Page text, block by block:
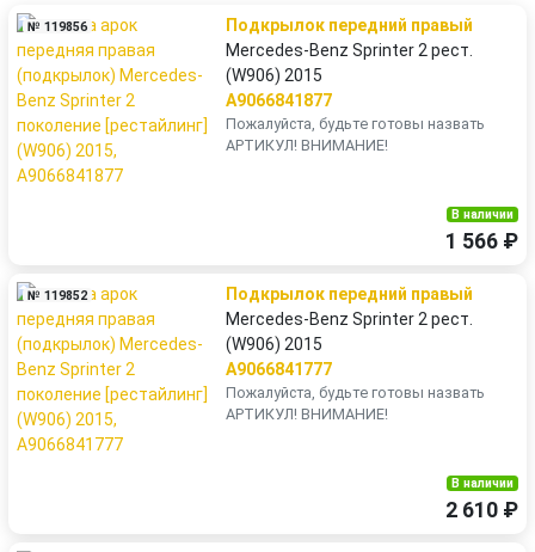
№ 119856
Подкрылок передний правый
Mercedes-Benz Sprinter 2 рест.
(W906) 2015
A9066841877
Пожалуйста, будьте готовы назвать
АРТИКУЛ! ВНИМАНИЕ!
В наличии
1 566 ₽
№ 119852
Подкрылок передний правый
Mercedes-Benz Sprinter 2 рест.
(W906) 2015
A9066841777
Пожалуйста, будьте готовы назвать
АРТИКУЛ! ВНИМАНИЕ!
В наличии
2 610 ₽